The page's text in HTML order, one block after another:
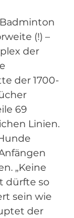
(!) –
der
der 1700-
69
Linien.
„Keine
dürfte so
sein wie
der